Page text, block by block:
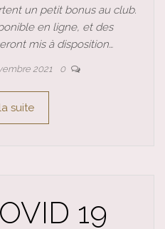
un petit bonus au club.
en ligne, et des
mis à disposition…
2021 0
suite
19